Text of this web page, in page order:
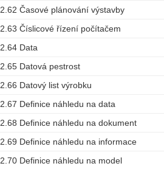
2.62 Časové plánování výstavby
2.63 Číslicové řízení počítačem
2.64 Data
2.65 Datová pestrost
2.66 Datový list výrobku
2.67 Definice náhledu na data
2.68 Definice náhledu na dokument
2.69 Definice náhledu na informace
2.70 Definice náhledu na model